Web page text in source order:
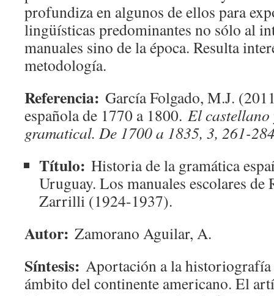
profundiza en algunos de ellos para
lingüísticas predominantes no sólo al
manuales sino de la época. Resulta
metodología.
Referencia: García Folgado, M.J.
española de 1770 a 1800. El
gramatical. De 1700 a 1835, 3, 261-
Título: Historia de la gramática
Uruguay. Los manuales escolares
Zarrilli (1924-1937).
Autor: Zamorano Aguilar, A.
Síntesis: Aportación a la
ámbito del continente americano. El